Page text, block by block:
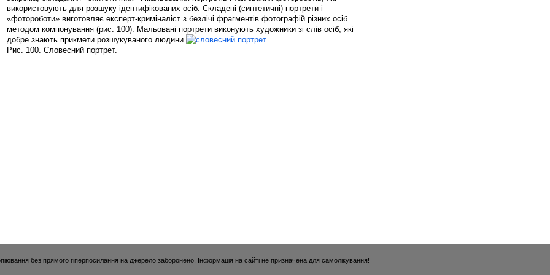
використовують для розшуку ідентифікованих осіб. Складені (синтетичні) портрети і
«фотороботи» виготовляє експерт-криміналіст з безлічі фрагментів фотографій різних осіб
методом компонування (рис. 100). Мальовані портрети виконують художники зі слів осіб, які
добре знають прикмети розшукуваного людини.
Рис. 100. Словесний портрет.
без прямого гіперпосилання на джерело заборонено. Інформація на сайті не призначена для самолікування!